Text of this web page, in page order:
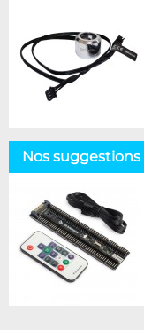
Nos suggestions